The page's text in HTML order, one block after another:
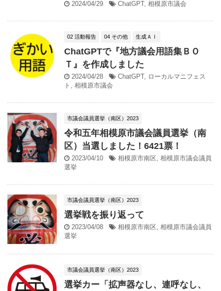
2024/04/29 ChatGPT, 相模原市議会
02 活動報告 04 その他 生成ＡＩ
ChatGPTで『地方議会用語集ＢＯ
Ｔ』を作成しました
2024/04/28 ChatGPT, ローカルマニフェス
ト , 相模原市議会
市議会議員選挙（南区）2023
令和五年相模原市議会議員選挙（南
区）当選しました！6421票！
2023/04/10 相模原市南区, 相模原市議会議員
選挙
市議会議員選挙（南区）2023
選挙戦を振り返って
2023/04/08 相模原市南区, 相模原市議会議員
選挙
市議会議員選挙（南区）2023
選挙カー「拡声器なし、連呼なし、